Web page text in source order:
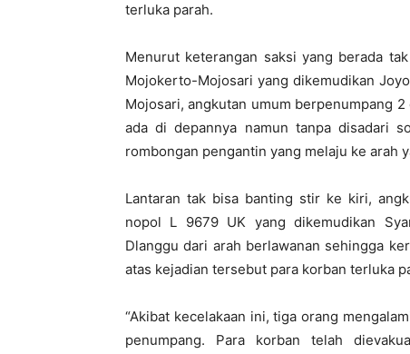
terluka parah.
Menurut keterangan saksi yang berada
Mojokerto-Mojosari yang dikemudikan
Mojosari, angkutan umum berpenumpang
ada di depannya namun tanpa disadari
rombongan pengantin yang melaju ke arah
Lantaran tak bisa banting stir ke kiri,
nopol L 9679 UK yang dikemudikan
Dlanggu dari arah berlawanan sehingga
atas kejadian tersebut para korban terluka
“Akibat kecelakaan ini, tiga orang
penumpang. Para korban telah